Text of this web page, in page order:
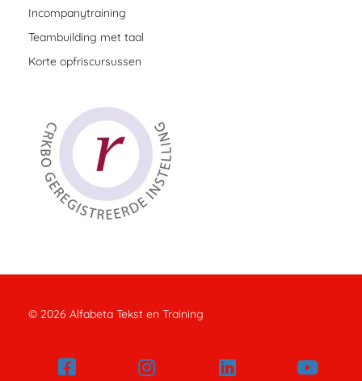
Incompanytraining
Teambuilding met taal
Korte opfriscursussen
© 2026 Alfabeta Tekst en Training